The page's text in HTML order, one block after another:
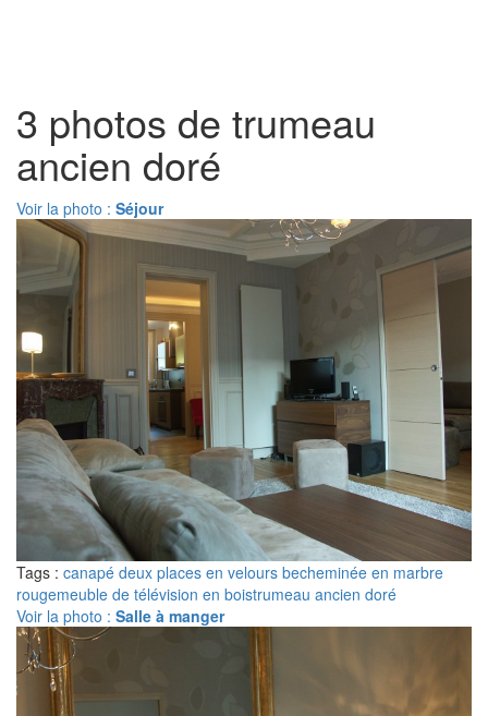
3 photos de trumeau
ancien doré
Voir la photo : Séjour
Tags : canapé deux places en velours becheminée en marbre
rougemeuble de télévision en boistrumeau ancien doré
Voir la photo : Salle à manger